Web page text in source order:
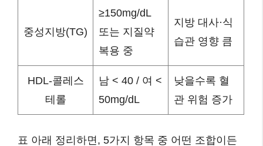
중성지방(TG)
≥150mg/dL
또는 지질약
복용 중
지방 대사·식
습관 영향 큼
HDL-콜레스
테롤
남 < 40 / 여 <
50mg/dL
낮을수록 혈
관 위험 증가
표 아래 정리하면, 5가지 항목 중 어떤 조합이든